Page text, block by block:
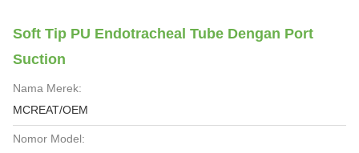
Soft Tip PU Endotracheal Tube Dengan Port
Suction
Nama Merek:
MCREAT/OEM
Nomor Model: